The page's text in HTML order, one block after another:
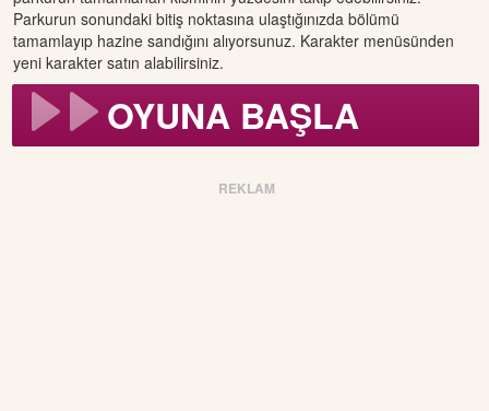
Parkurun sonundaki bitiş noktasına ulaştığınızda bölümü
tamamlayıp hazine sandığını alıyorsunuz. Karakter menüsünden
yeni karakter satın alabilirsiniz.
OYUNA BAŞLA
REKLAM